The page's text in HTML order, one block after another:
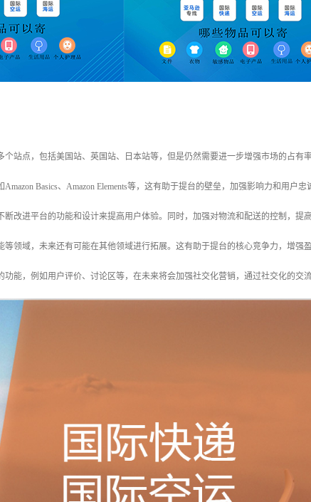
站点，包括美国站、英国站、日本站等，但是仍然需要进一步增强市场的占有率
Basics、Amazon Elements等，这有助于提台的壁垒，加强影响力和用户忠
改进平台的功能和设计来提高用户体验。同时，加强对物流和配送的控制，提高
领域，未来还有可能在其他领域进行拓展。这有助于提台的核心竞争力，增强盈
能，例如用户评价、讨论区等，在未来将会加强社交化营销，通过社交化的交